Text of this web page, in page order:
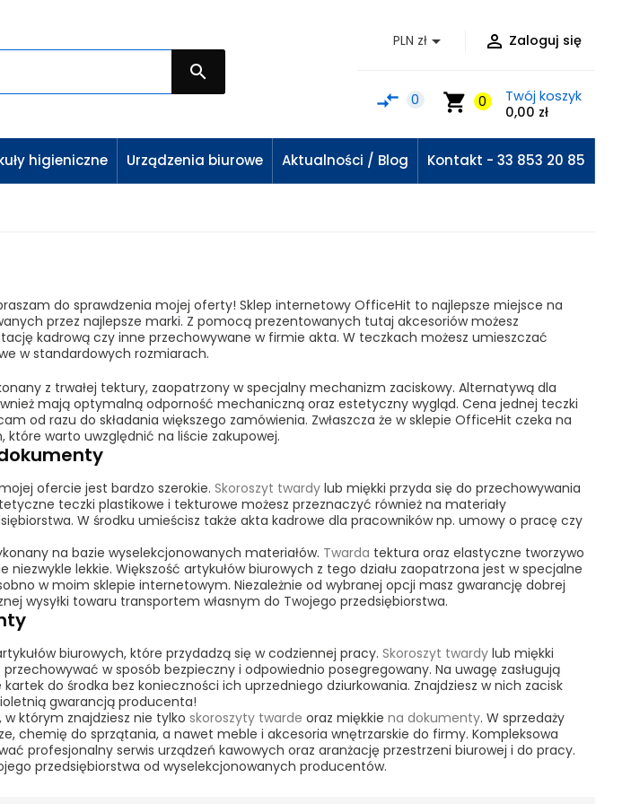

 Zaloguj się
PLN zł
shopping_cart 0
Twój koszyk
0,00 zł
compare_arrows 0
higieniczne Urządzenia biurowe Aktualności / Blog Kontakt - 33 853 20 85
do sprawdzenia mojej oferty! Sklep internetowy OfficeHit to najlepsze miejsce na
przez najlepsze marki. Z pomocą prezentowanych tutaj akcesoriów możesz
kadrową czy inne przechowywane w firmie akta. W teczkach możesz umieszczać
w standardowych rozmiarach.
z trwałej tektury, zaopatrzony w specjalny mechanizm zaciskowy. Alternatywą dla
mają optymalną odporność mechaniczną oraz estetyczny wygląd. Cena jednej teczki
od razu do składania większego zamówienia. Zwłaszcza że w sklepie OfficeHit czeka na
warto uwzględnić na liście zakupowej.
ofercie jest bardzo szerokie. Skoroszyt twardylub miękki przyda się do przechowywania
teczki plastikowe i tekturowe możesz przeznaczyć również na materiały
W środku umieścisz także akta kadrowe dla pracowników np. umowy o pracę czy
na bazie wyselekcjonowanych materiałów. Twarda tektura oraz elastyczne tworzywo
lekkie. Większość artykułów biurowych z tego działu zaopatrzona jest w specjalne
w moim sklepie internetowym. Niezależnie od wybranej opcji masz gwarancję dobrej
wysyłki towaru transportem własnym do Twojego przedsiębiorstwa.
biurowych, które przydadzą się w codziennej pracy. Skoroszyt twardy lub miękki
przechowywać w sposób bezpieczny i odpowiednio posegregowany. Na uwagę zasługują
do środka bez konieczności ich uprzedniego dziurkowania. Znajdziesz w nich zacisk
gwarancją producenta!
którym znajdziesz nie tylko skoroszyty twarde oraz miękkie na dokumenty. W sprzedaży
chemię do sprzątania, a nawet meble i akcesoria wnętrzarskie do firmy. Kompleksowa
profesjonalny serwis urządzeń kawowych oraz aranżację przestrzeni biurowej i do pracy.
przedsiębiorstwa od wyselekcjonowanych producentów.